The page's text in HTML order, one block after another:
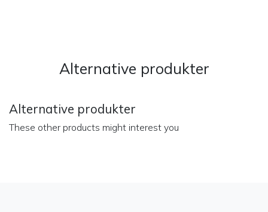
Alternative produkter
Alternative produkter
These other products might interest you